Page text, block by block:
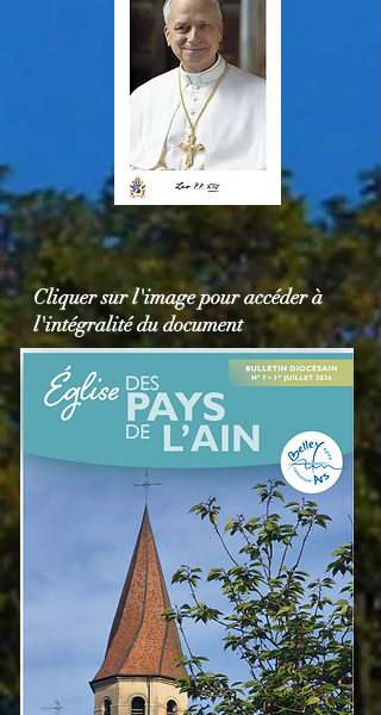
Cliquer sur l'image pour accéder à
l'intégralité du document